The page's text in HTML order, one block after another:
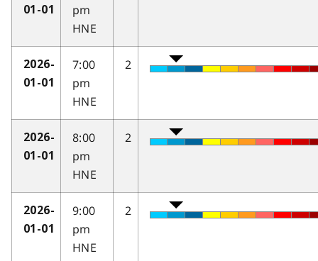
01-01
pm
HNE
2026-
01-01
7:00
pm
HNE
2
2026-
01-01
8:00
pm
HNE
2
2026-
01-01
9:00
pm
HNE
2